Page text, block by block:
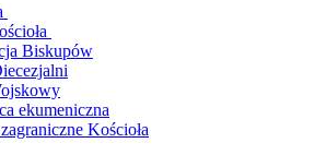
Biskupów
ekumeniczna
Kościoła